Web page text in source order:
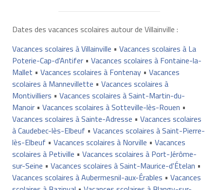
Dates des vacances scolaires autour de Villainville :
Vacances scolaires à Villainville • Vacances scolaires à La
Poterie-Cap-d'Antifer• Vacances scolaires à Fontaine-la-
Mallet • Vacances scolaires à Fontenay• Vacances
scolaires à Mannevillette • Vacances scolaires à
Montivilliers • Vacances scolaires à Saint-Martin-du-
Manoir• Vacances scolaires à Sotteville-lès-Rouen •
Vacances scolaires à Sainte-Adresse • Vacances scolaires
à Caudebec-lès-Elbeuf • Vacances scolaires à Saint-Pierre-
lès-Elbeuf • Vacances scolaires à Norville • Vacances
scolaires à Petiville • Vacances scolaires à Port-Jérôme-
sur-Seine • Vacances scolaires à Saint-Maurice-d'Ételan •
Vacances scolaires à Aubermesnil-aux-Érables • Vacances